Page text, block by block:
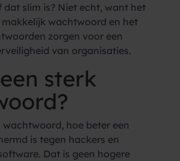
dat slim is? Niet echt, want het
wachtwoord en het
zorgen voor een
van organisaties.
sterk
wachtwoord, hoe beter een
is tegen hackers en
Dat is geen hogere